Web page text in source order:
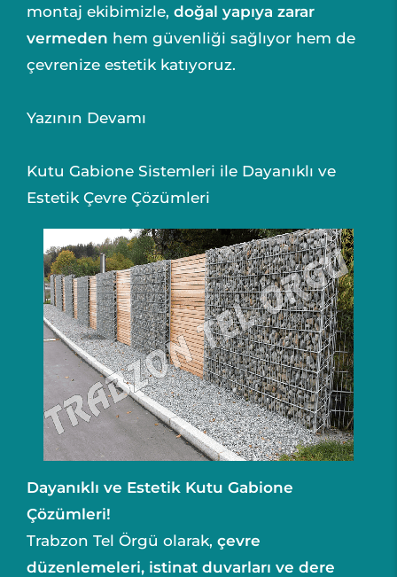
montaj ekibimizle, doğal yapıya zarar
vermeden hem güvenliği sağlıyor hem de
çevrenize estetik katıyoruz.
Yazının Devamı
Kutu Gabione Sistemleri ile Dayanıklı ve
Estetik Çevre Çözümleri
Dayanıklı ve Estetik Kutu Gabione
Çözümleri!
Trabzon Tel Örgü olarak, çevre
düzenlemeleri, istinat duvarları ve dere